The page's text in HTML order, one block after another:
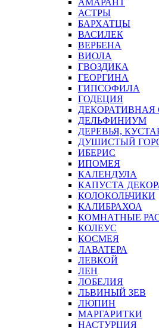
АМАРАНТ
АСТРЫ
БАРХАТЦЫ
ВАСИЛЕК
ВЕРБЕНА
ВИОЛА
ГВОЗДИКА
ГЕОРГИНА
ГИПСОФИЛА
ГОДЕЦИЯ
ДЕКОРАТИВНАЯ
ДЕЛЬФИНИУМ
ДЕРЕВЬЯ,
ДУШИСТЫЙ
ИБЕРИС
ИПОМЕЯ
КАЛЕНДУЛА
КАПУСТА
КОЛОКОЛЬЧИКИ
КАЛИБРАХОА
КОМНАТНЫЕ
КОЛЕУС
КОСМЕЯ
ЛАВАТЕРА
ЛЕВКОЙ
ЛЕН
ЛОБЕЛИЯ
ЛЬВИНЫЙ ЗЕВ
ЛЮПИН
МАРГАРИТКИ
НАСТУРЦИЯ